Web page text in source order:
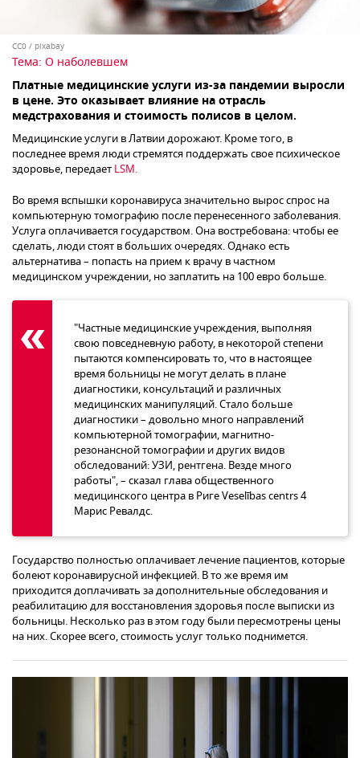
CC0 / pixabay
Тема: О наболевшем
Платные медицинские услуги из-за пандемии выросли
в цене. Это оказывает влияние на отрасль
медстрахования и стоимость полисов в целом.
Медицинские услуги в Латвии дорожают. Кроме того, в
последнее время люди стремятся поддержать свое психическое
здоровье, передает LSM.
Во время вспышки коронавируса значительно вырос спрос на
компьютерную томографию после перенесенного заболевания.
Услуга оплачивается государством. Она востребована: чтобы ее
сделать, люди стоят в больших очередях. Однако есть
альтернатива – попасть на прием к врачу в частном
медицинском учреждении, но заплатить на 100 евро больше.
"Частные медицинские учреждения, выполняя
свою повседневную работу, в некоторой степени
пытаются компенсировать то, что в настоящее
время больницы не могут делать в плане
диагностики, консультаций и различных
медицинских манипуляций. Стало больше
диагностики – довольно много направлений
компьютерной томографии, магнитно-
резонансной томографии и других видов
обследований: УЗИ, рентгена. Везде много
работы", – сказал глава общественного
медицинского центра в Риге Veselības centrs 4
Марис Ревалдс.
Государство полностью оплачивает лечение пациентов, которые
болеют коронавирусной инфекцией. В то же время им
приходится доплачивать за дополнительные обследования и
реабилитацию для восстановления здоровья после выписки из
больницы. Несколько раз в этом году были пересмотрены цены
на них. Скорее всего, стоимость услуг только поднимется.